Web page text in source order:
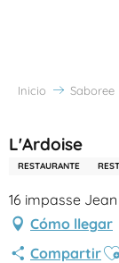
Inicio Saboree
L'Ardoise
RESTAURANTE
16 impasse
Cómo llegar
Compartir